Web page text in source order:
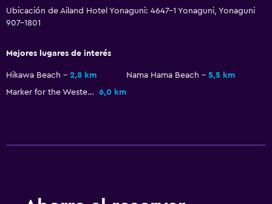
Ubicación de Ailand Hotel Yonaguni: 4647-1 Yonaguni, Yonaguni
907-1801
Mejores lugares de interés
Hikawa Beach 2,8 km Nama Hama Beach
5,5 km
Marker for the Westernmost Point of Japan
6,0 km